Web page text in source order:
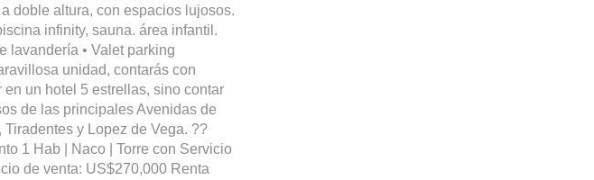
doble altura, con espacios lujosos.
infinity, sauna. área infantil.
lavandería • Valet parking
unidad, contarás con
un hotel 5 estrellas, sino contar
de las principales Avenidas de
y Lopez de Vega. ??
1 Hab | Naco | Torre con Servicio
de venta: US$270,000 Renta